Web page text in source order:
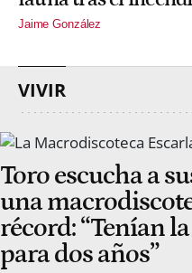
Jaime González
VIVIR
Toro escucha a
una
récord: “Tenían
para dos años”